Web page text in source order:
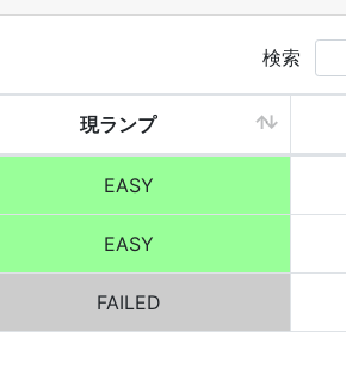
検索
現ランプ
EASY
EASY
FAILED